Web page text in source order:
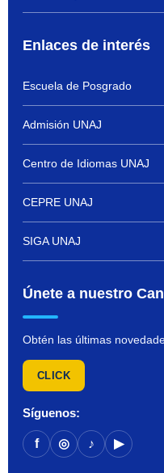
Enlaces de interés
Escuela de Posgrado
Admisión UNAJ
Centro de Idiomas UNAJ
CEPRE UNAJ
SIGA UNAJ
Únete a nuestro
Obtén las últimas
CLICK
Síguenos:
f ◎ ♪ ▶